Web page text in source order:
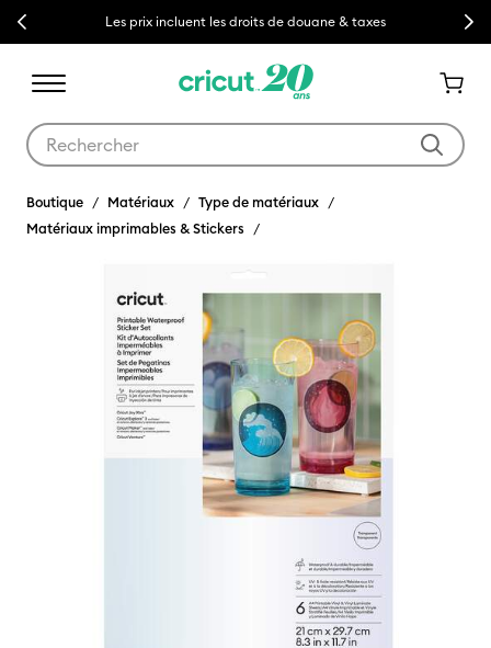
Previous Les prix incluent les droits de douane & taxes Next
Boutique Matériaux
Type de matériaux
Matériaux imprimables & Stickers